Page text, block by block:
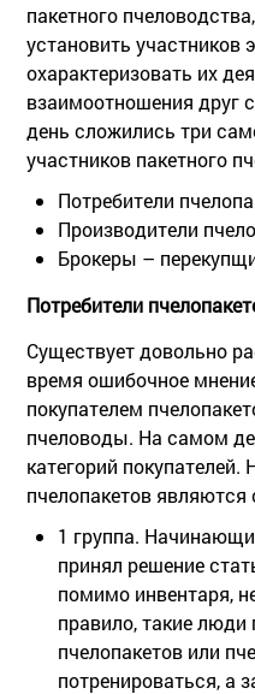
пакетного
установить участников
охарактеризовать их
взаимоотношения друг
день сложились три
участников пакетного
Потребители
Производители
Брокеры –
Потребители
Существует довольно
время ошибочное
покупателем
пчеловоды. На самом
категорий покупателей.
пчелопакетов
1 группа.
принял решение
помимо инвентаря,
правило, такие
пчелопакетов или
потренироваться, а